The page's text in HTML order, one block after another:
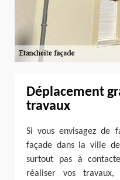
Déplacement
travaux
Si vous envisagez de
façade dans la ville
surtout pas à
réaliser vos